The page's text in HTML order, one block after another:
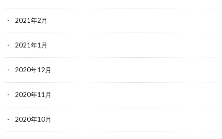
2021年2月
2021年1月
2020年12月
2020年11月
2020年10月